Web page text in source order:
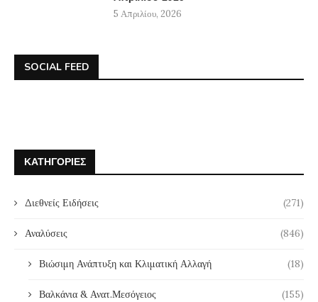
5 Απριλίου, 2026
SOCIAL FEED
ΚΑΤΗΓΟΡΊΕΣ
Διεθνείς Ειδήσεις (271)
Αναλύσεις (846)
Βιώσιμη Ανάπτυξη και Κλιματική Αλλαγή (18)
Βαλκάνια & Ανατ.Μεσόγειος (155)